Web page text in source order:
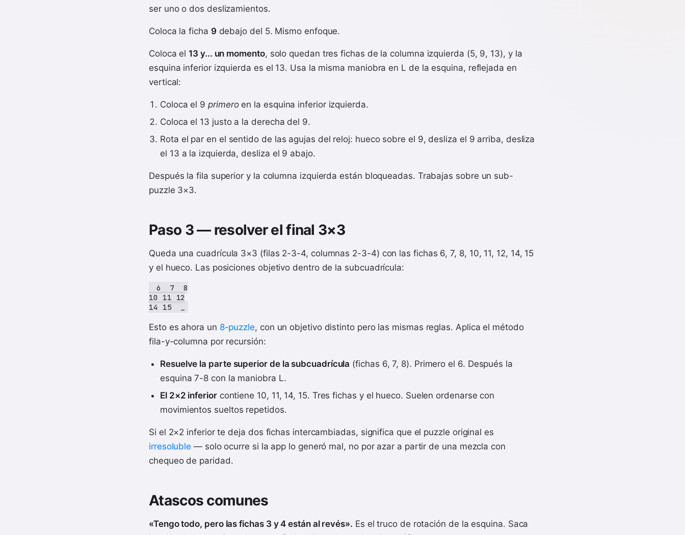
ser uno o dos deslizamientos.
Coloca la ficha 9 debajo del 5. Mismo enfoque.
Coloca el 13 y... un momento, solo quedan tres fichas de la columna izquierda (5, 9, 13), y la
esquina inferior izquierda es el 13. Usa la misma maniobra en L de la esquina, reflejada en
vertical:
Coloca el 9primeroen la esquina inferior izquierda.
Coloca el 13 justo a la derecha del 9.
Rota el par en el sentido de las agujas del reloj: hueco sobre el 9, desliza el 9 arriba, desliza
el 13 a la izquierda, desliza el 9 abajo.
Después la fila superior y la columna izquierda están bloqueadas. Trabajas sobre un sub-
puzzle 3×3.
Paso 3 — resolver el final 3×3
Queda una cuadrícula 3×3 (filas 2-3-4, columnas 2-3-4) con las fichas 6, 7, 8, 10, 11, 12, 14, 15
y el hueco. Las posiciones objetivo dentro de la subcuadrícula:
6  7  8
10 11 12
Esto es ahora un 8-puzzle, con un objetivo distinto pero las mismas reglas. Aplica el método
fila-y-columna por recursión:
Resuelve la parte superior de la subcuadrícula (fichas 6, 7, 8). Primero el 6. Después la
esquina 7-8 con la maniobra L.
El 2×2 inferiorcontiene 10, 11, 14, 15. Tres fichas y el hueco. Suelen ordenarse con
movimientos sueltos repetidos.
Si el 2×2 inferior te deja dos fichas intercambiadas, significa que el puzzle original es
irresoluble — solo ocurre si la app lo generó mal, no por azar a partir de una mezcla con
chequeo de paridad.
Atascos comunes
«Tengo todo, pero las fichas 3 y 4 están al revés». Es el truco de rotación de la esquina. Saca